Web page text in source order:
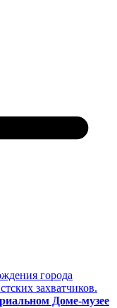
города
захватчиков.
Доме-музее